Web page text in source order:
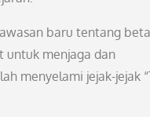
baru tentang
untuk menjaga dan
menyelami jejak-jejak